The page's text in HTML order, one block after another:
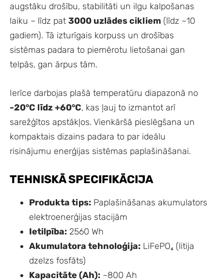
augstāku drošību, stabilitāti un ilgu kalpošanas
laiku – līdz pat 3000 uzlādes cikliem (līdz ~10
gadiem). Tā izturīgais korpuss un drošības
sistēmas padara to piemērotu lietošanai gan
telpās, gan ārpus tām.
Ierīce darbojas plašā temperatūru diapazonā no
-20°C līdz +60°C, kas ļauj to izmantot arī
sarežģītos apstākļos. Vienkāršā pieslēgšana un
kompaktais dizains padara to par ideālu
risinājumu enerģijas sistēmas paplašināšanai.
TEHNISKĀ SPECIFIKĀCIJA
Produkta tips: Paplašināšanas akumulators
elektroenerģijas stacijām
Ietilpība: 2560 Wh
Akumulatora tehnoloģija: LiFePO₄ (litija
dzelzs fosfāts)
Kapacitāte (Ah): ~800 Ah